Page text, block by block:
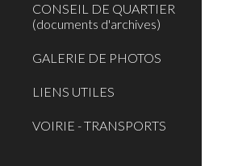
CONSEIL DE QUARTIER
(documents d'archives)
GALERIE DE PHOTOS
LIENS UTILES
VOIRIE - TRANSPORTS